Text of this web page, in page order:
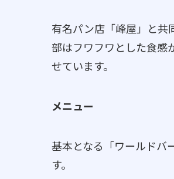
有名パン店「峰屋」と共
部はフワフワとした食感
せています。
メニュー
基本となる「ワールドバ
す。